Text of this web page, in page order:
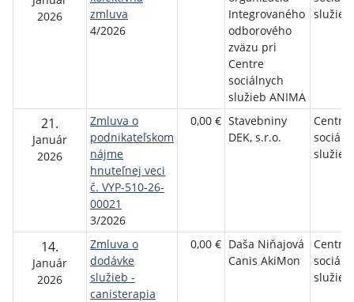
2026
zmluva
4/2026
Integrovaného
odborového
zväzu pri
Centre
sociálnych
služieb ANIMA
služieb
21.
Január
2026
Zmluva o
podnikateľskom
nájme
hnuteľnej veci
č. VYP-510-26-
00021
3/2026
0,00 € Stavebniny
DEK, s.r.o.
služieb
14.
Január
2026
Zmluva o
dodávke
služieb -
canisterapia
0,00 € Daša Niňajová
Canis AkiMon
služieb